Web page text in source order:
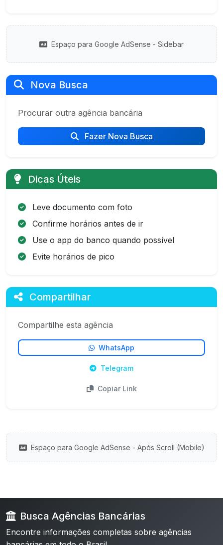
Espaço para Google AdSense - Sidebar
Nova Busca
Procurar outra agência bancária
Fazer Nova Busca
Dicas Úteis
Leve documento com foto
Confirme horários antes de ir
Use o app do banco quando possível
Evite horários de pico
Compartilhar
Compartilhe esta agência
WhatsApp
Telegram
Copiar Link
Espaço para Google AdSense - Após Scroll (Mobile)
Busca Agências Bancárias
Encontre informações completas sobre agências